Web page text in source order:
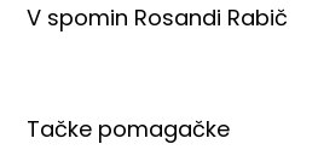
V spomin Rosandi Rabič
Tačke pomagačke